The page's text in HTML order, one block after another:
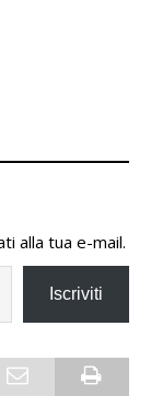
alla tua e-mail.
Iscriviti